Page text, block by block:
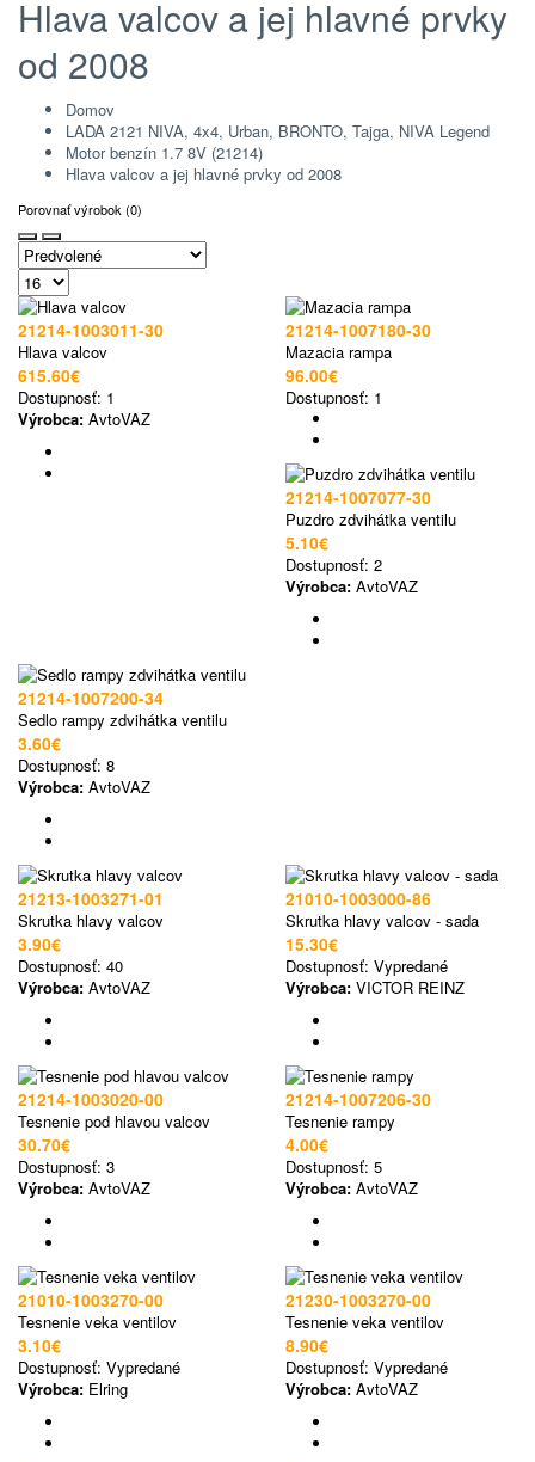
Hlava valcov a jej hlavné prvky
od 2008
Domov
LADA 2121 NIVA, 4x4, Urban, BRONTO, Tajga, NIVA Legend
Motor benzín 1.7 8V (21214)
Hlava valcov a jej hlavné prvky od 2008
Porovnať výrobok (0)
21214-1003011-30
Hlava valcov
615.60€
Dostupnosť: 1
Výrobca: AvtoVAZ
21214-1007180-30
Mazacia rampa
96.00€
Dostupnosť: 1
21214-1007077-30
Puzdro zdvihátka ventilu
5.10€
Dostupnosť: 2
Výrobca: AvtoVAZ
21214-1007200-34
Sedlo rampy zdvihátka ventilu
3.60€
Dostupnosť: 8
Výrobca: AvtoVAZ
21213-1003271-01
Skrutka hlavy valcov
3.90€
Dostupnosť: 40
Výrobca: AvtoVAZ
21010-1003000-86
Skrutka hlavy valcov - sada
15.30€
Dostupnosť: Vypredané
Výrobca: VICTOR REINZ
21214-1003020-00
Tesnenie pod hlavou valcov
30.70€
Dostupnosť: 3
Výrobca: AvtoVAZ
21214-1007206-30
Tesnenie rampy
4.00€
Dostupnosť: 5
Výrobca: AvtoVAZ
21010-1003270-00
Tesnenie veka ventilov
3.10€
Dostupnosť: Vypredané
Výrobca: Elring
21230-1003270-00
Tesnenie veka ventilov
8.90€
Dostupnosť: Vypredané
Výrobca: AvtoVAZ